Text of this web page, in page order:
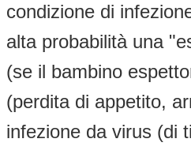
condizione di
alta probabilità una
(se il bambino
(perdita di appetito,
infezione da virus (di